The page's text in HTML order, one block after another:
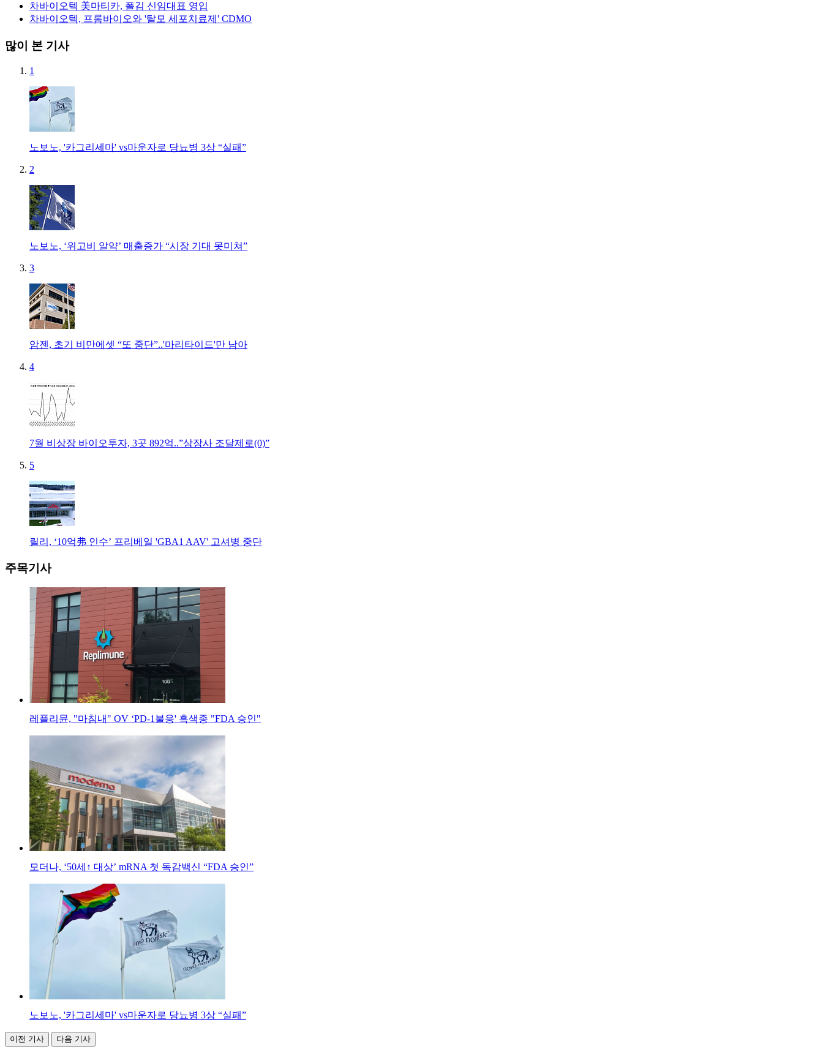
차바이오텍 美마티카, 폴김 신임대표 영입
차바이오텍, 프롬바이오와 '탈모 세포치료제' CDMO
많이 본 기사
1
노보노, '카그리세마' vs마운자로 당뇨병 3상 “실패”
2
노보노, ‘위고비 알약’ 매출증가 “시장 기대 못미쳐”
3
암젠, 초기 비만에셋 “또 중단”..'마리타이드'만 남아
4
7월 비상장 바이오투자, 3곳 892억..”상장사 조달제로(0)”
5
릴리, ‘10억弗 인수’ 프리베일 'GBA1 AAV' 고셔병 중단
주목기사
레플리뮨, "마침내" OV ‘PD-1불응' 흑색종 "FDA 승인"
모더나, ‘50세↑ 대상’ mRNA 첫 독감백신 “FDA 승인”
노보노, '카그리세마' vs마운자로 당뇨병 3상 “실패”
이전 기사 다음 기사